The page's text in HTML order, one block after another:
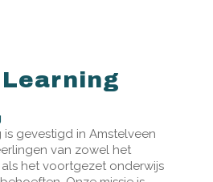
is gevestigd in Amstelveen
van zowel het
als het voortgezet onderwijs